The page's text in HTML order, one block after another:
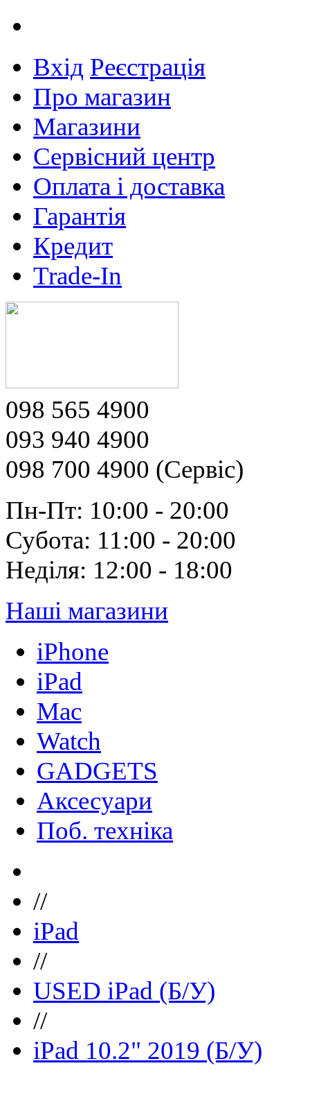
Вхід Реєстрація
Про магазин
Магазини
Сервісний центр
Оплата і доставка
Гарантія
Кредит
Trade-In
098 565 4900
093 940 4900
098 700 4900 (Сервіс)
Пн-Пт: 10:00 - 20:00
Субота: 11:00 - 20:00
Неділя: 12:00 - 18:00
Наші магазини
iPhone
iPad
Mac
Watch
GADGETS
Аксесуари
Поб. техніка
//
iPad
//
USED iPad (Б/У)
//
iPad 10.2" 2019 (Б/У)